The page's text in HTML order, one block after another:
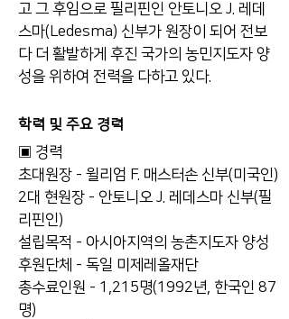
고 그 후임으로 필리핀인 안토니오 J. 레데
스마(Ledesma) 신부가 원장이 되어 전보
다 더 활발하게 후진 국가의 농민지도자 양
성을 위하여 전력을 다하고 있다.
학력 및 주요 경력
▣ 경력
초대원장 - 윌리엄 F. 매스터손 신부(미국인)
2대 현원장 - 안토니오 J. 레데스마 신부(필
리핀인)
설립목적 - 아시아지역의 농촌지도자 양성
후원단체 - 독일 미제레올재단
총수료인원 - 1,215명(1992년, 한국인 87
명)